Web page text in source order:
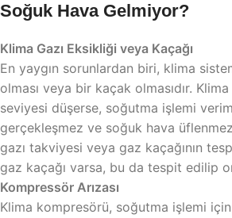
Soğuk Hava Gelmiyor?
Klima Gazı Eksikliği veya Kaçağı
En yaygın sorunlardan biri, klima
olması veya bir kaçak olmasıdır.
seviyesi düşerse, soğutma işlemi
gerçekleşmez ve soğuk hava
gazı takviyesi veya gaz kaçağının
gaz kaçağı varsa, bu da tespit edilip
Kompressör Arızası
Klima kompresörü, soğutma işlemi için